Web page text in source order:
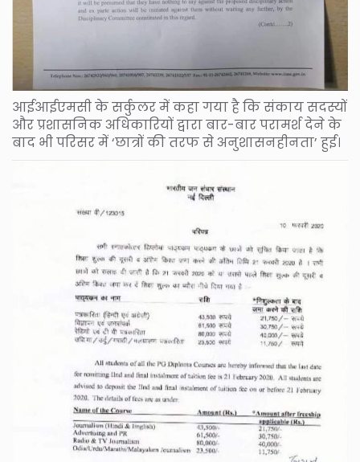
आईआईएमसी के सर्कुलर में कहा गया है कि संकाय सदस्यों
और प्रशासनिक अधिकारियों द्वारा बार-बार परामर्श देने के
बाद भी परिसर में ‘छात्रों की तरफ से अनुशासनहीनता’ हुई।